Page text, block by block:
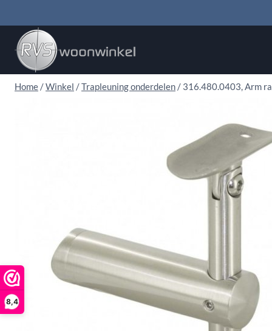
8,4
naar
inhoud
Home /Winkel /Trapleuning onderdelen / 316.480.0403, Arm